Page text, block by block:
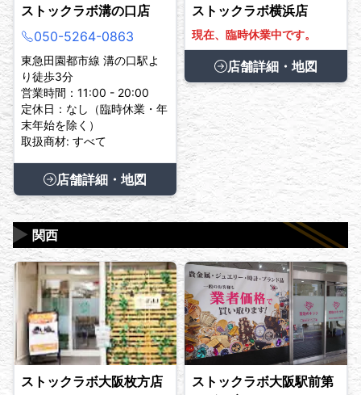
ストックラボ溝の口店
050-5264-0863
東急田園都市線 溝の口駅よ
り徒歩3分
営業時間：11:00 - 20:00
定休日：なし（臨時休業・年
末年始を除く）
取扱商材: すべて
店舗詳細・地図
ストックラボ横浜店
現在、臨時休業中です。
店舗詳細・地図
関西
▶
ストックラボ大阪枚方店
ストックラボ大阪駅前第